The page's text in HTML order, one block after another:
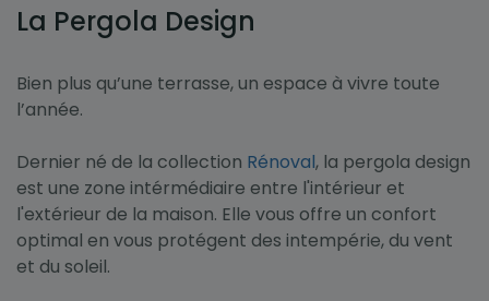
La Pergola Design
Bien plus qu’une terrasse, un espace à vivre toute
l’année.
Dernier né de la collection Rénoval, la pergola design
est une zone intérmédiaire entre l'intérieur et
l'extérieur de la maison. Elle vous offre un confort
optimal en vous protégent des intempérie, du vent
et du soleil.